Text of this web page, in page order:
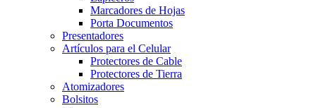
Marcadores de Hojas
Porta Documentos
Presentadores
Artículos para el Celular
Protectores de Cable
Protectores de Tierra
Atomizadores
Bolsitos